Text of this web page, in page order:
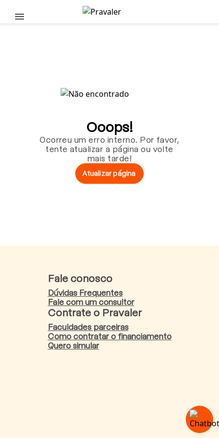
Pular para o conteúdo principal
Ooops!
Ocorreu um erro interno. Por favor,
tente atualizar a página ou volte
mais tarde!
Atualizar página
Fale conosco
Dúvidas Frequentes
Fale com um consultor
Contrate o Pravaler
Faculdades parceiras
Como contratar o financiamento
Quero simular